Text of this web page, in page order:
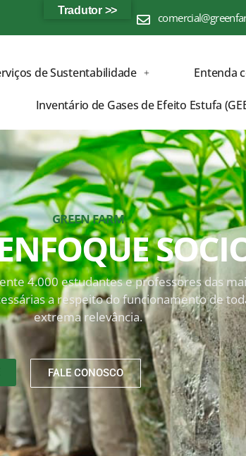
de Sustentabilidade Entenda
Inventário de Gases de Efeito Estufa
GREEN FARM
4.000 estudantes e professores das
a respeito do funcionamento de
extrema relevância.
FALE CONOSCO
Tradutor >>